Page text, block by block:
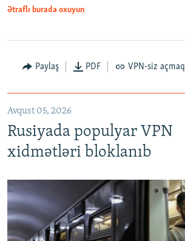
Ətraflı burada oxuyun
Paylaş PDF VPN-siz açmaq
Avqust 05, 2026
Rusiyada populyar VPN
xidmətləri bloklanıb